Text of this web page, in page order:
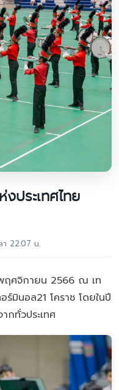
ประเทศไทย
22.07 น.
ฤศจิกายน 2566 ณ เท
มินอล21 โคราช โดยในปี
กทั่วประเทศ